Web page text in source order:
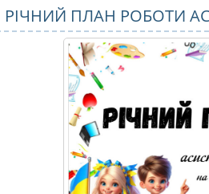
РІЧНИЙ ПЛАН РОБОТИ